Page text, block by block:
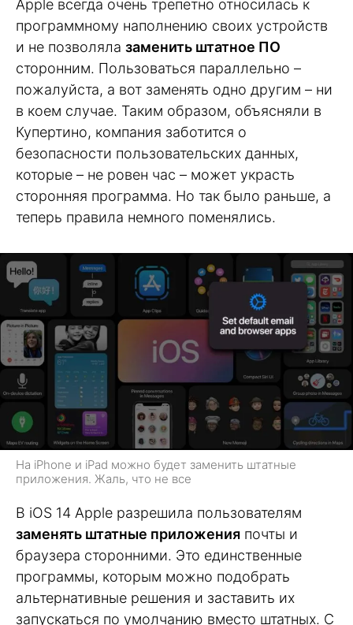
Apple всегда очень трепетно относилась к
программному наполнению своих устройств
и не позволяла заменить штатное ПО
сторонним. Пользоваться параллельно –
пожалуйста, а вот заменять одно другим – ни
в коем случае. Таким образом, объясняли в
Купертино, компания заботится о
безопасности пользовательских данных,
которые – не ровен час – может украсть
сторонняя программа. Но так было раньше, а
теперь правила немного поменялись.
На iPhone и iPad можно будет заменить штатные
приложения. Жаль, что не все
В iOS 14 Apple разрешила пользователям
заменять штатные приложения почты и
браузера сторонними. Это единственные
программы, которым можно подобрать
альтернативные решения и заставить их
запускаться по умолчанию вместо штатных. С